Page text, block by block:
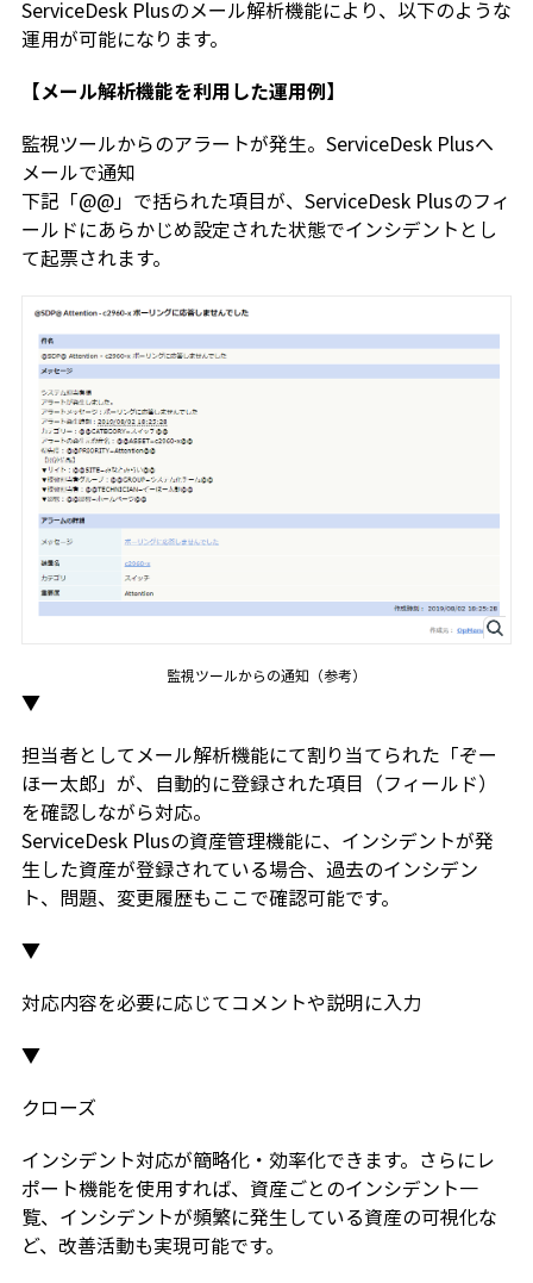
ServiceDesk Plusのメール解析機能により、以下のような
運用が可能になります。
【メール解析機能を利用した運用例】
監視ツールからのアラートが発生。ServiceDesk Plusへ
メールで通知
下記「@@」で括られた項目が、ServiceDesk Plusのフィ
ールドにあらかじめ設定された状態でインシデントとし
て起票されます。
監視ツールからの通知（参考）
▼
担当者としてメール解析機能にて割り当てられた「ぞー
ほー太郎」が、自動的に登録された項目（フィールド）
を確認しながら対応。
ServiceDesk Plusの資産管理機能に、インシデントが発
生した資産が登録されている場合、過去のインシデン
ト、問題、変更履歴もここで確認可能です。
▼
対応内容を必要に応じてコメントや説明に入力
▼
クローズ
インシデント対応が簡略化・効率化できます。さらにレ
ポート機能を使用すれば、資産ごとのインシデント一
覧、インシデントが頻繁に発生している資産の可視化な
ど、改善活動も実現可能です。